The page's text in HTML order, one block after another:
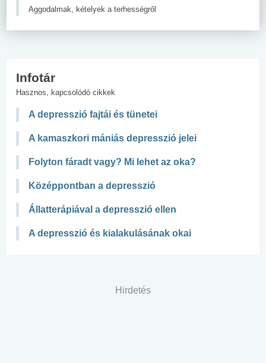
Aggodalmak, kételyek a terhességről
Infotár
Hasznos, kapcsolódó cikkek
A depresszió fajtái és tünetei
A kamaszkori mániás depresszió jelei
Folyton fáradt vagy? Mi lehet az oka?
Középpontban a depresszió
Állatterápiával a depresszió ellen
A depresszió és kialakulásának okai
Hirdetés